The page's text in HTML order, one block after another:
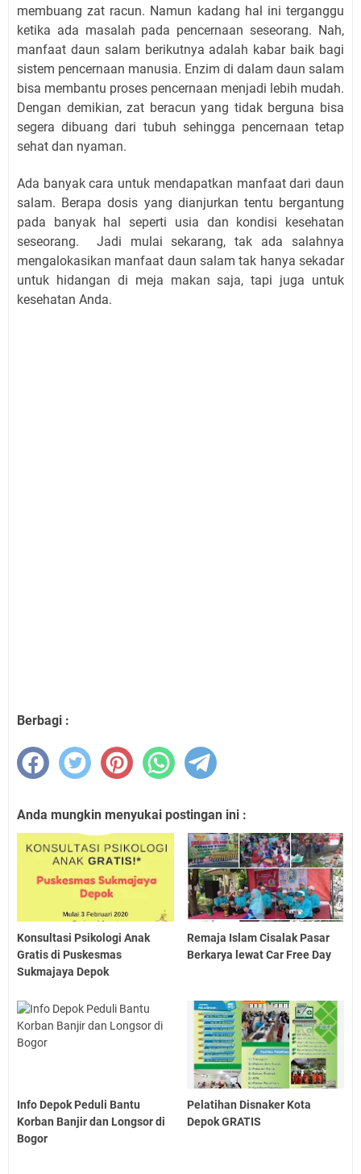
membuang zat racun. Namun kadang hal ini terganggu
ketika ada masalah pada pencernaan seseorang. Nah,
manfaat daun salam berikutnya adalah kabar baik bagi
sistem pencernaan manusia. Enzim di dalam daun salam
bisa membantu proses pencernaan menjadi lebih mudah.
Dengan demikian, zat beracun yang tidak berguna bisa
segera dibuang dari tubuh sehingga pencernaan tetap
sehat dan nyaman.
Ada banyak cara untuk mendapatkan manfaat dari daun
salam. Berapa dosis yang dianjurkan tentu bergantung
pada banyak hal seperti usia dan kondisi kesehatan
seseorang.
Jadi mulai sekarang, tak ada salahnya
mengalokasikan manfaat daun salam tak hanya sekadar
untuk hidangan di meja makan saja, tapi juga untuk
kesehatan Anda.
Berbagi :
Anda mungkin menyukai postingan ini :
Konsultasi Psikologi Anak
Gratis di Puskesmas
Sukmajaya Depok
Remaja Islam Cisalak Pasar
Berkarya lewat Car Free Day
Info Depok Peduli Bantu
Korban Banjir dan Longsor di
Bogor
Pelatihan Disnaker Kota
Depok GRATIS